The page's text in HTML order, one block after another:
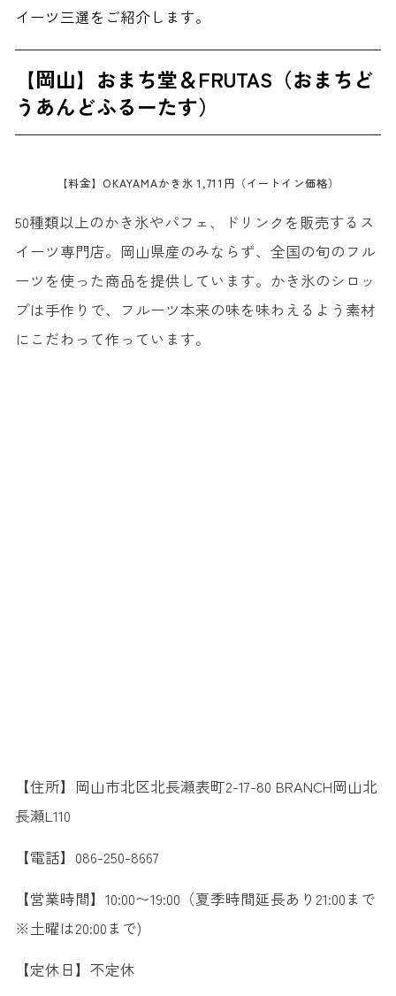
イーツ三選をご紹介します。
【岡山】おまち堂＆FRUTAS（おまちど
うあんどふるーたす）
【料金】OKAYAMAかき氷 1,711円（イートイン価格）
50種類以上のかき氷やパフェ、ドリンクを販売するス
イーツ専門店。岡山県産のみならず、全国の旬のフル
ーツを使った商品を提供しています。かき氷のシロッ
プは手作りで、フルーツ本来の味を味わえるよう素材
にこだわって作っています。
【住所】岡山市北区北長瀬表町2-17-80 BRANCH岡山北
長瀬L110
【電話】086-250-8667
【営業時間】10:00〜19:00（夏季時間延長あり21:00まで
※土曜は20:00まで)
【定休日】不定休